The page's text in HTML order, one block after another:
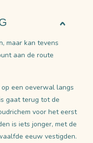
maar kan tevens
aan de route
een oeverwal langs
gaat terug tot de
voor het eerst
is iets jonger, met de
eeuw vestigden.